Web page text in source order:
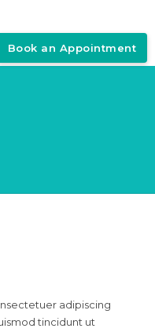
adipiscing
tincidunt ut
Book an Appointment